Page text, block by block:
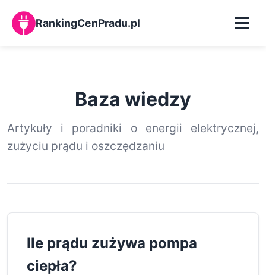
RankingCenPradu.pl
Baza wiedzy
O nas
Baza wiedzy
Artykuły i poradniki o energii elektrycznej,
zużyciu prądu i oszczędzaniu
Ile prądu zużywa pompa
ciepła?